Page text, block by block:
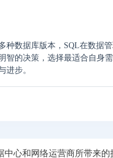
种数据库版本，SQL在数据
智的决策，选择最适合自身
进步。
中心和网络运营商所带来的